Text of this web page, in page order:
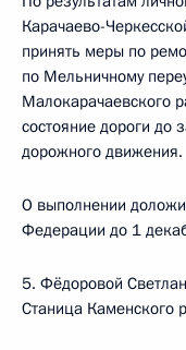
Карачаево-
принять меры по
по Мельничному
Малокарачаевского
состояние дороги до
дорожного движения.
О выполнении
Федерации до 1
5. Фёдоровой
Станица Каменского